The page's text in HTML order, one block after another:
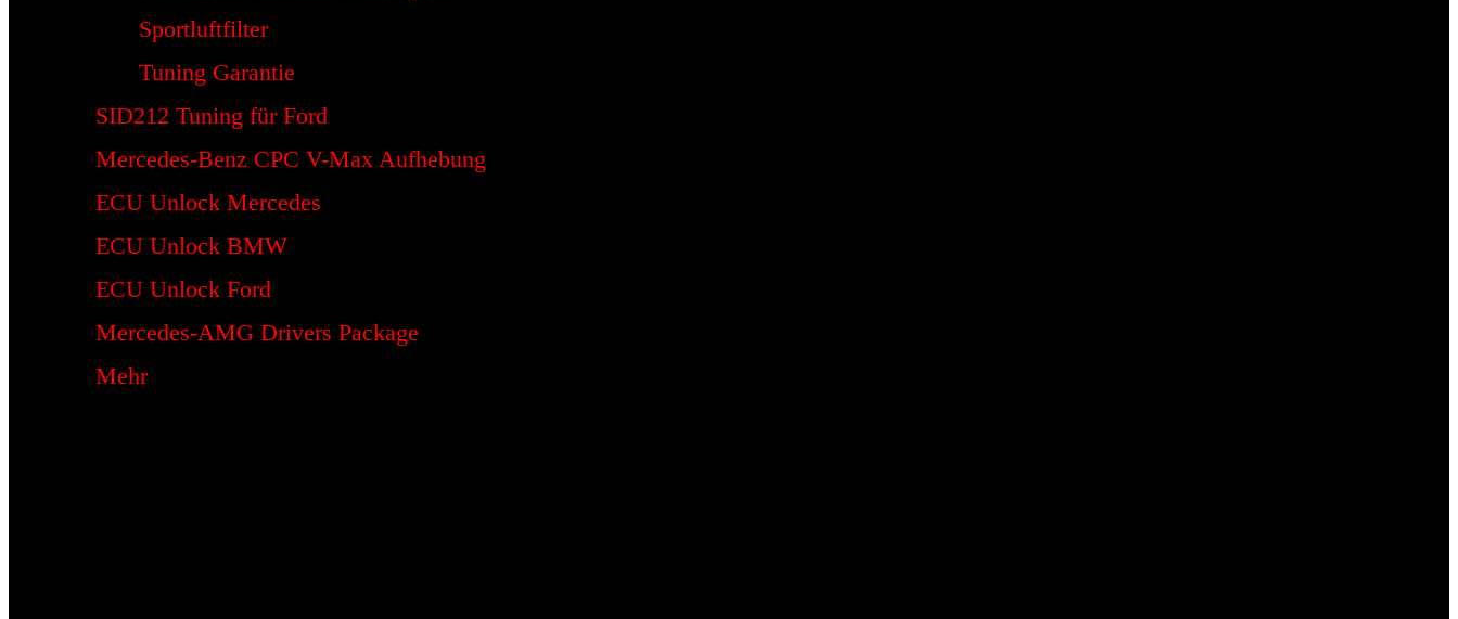
Sportluftfilter
Tuning Garantie
SID212 Tuning für Ford
Mercedes-Benz CPC V-Max Aufhebung
ECU Unlock Mercedes
ECU Unlock BMW
ECU Unlock Ford
Mercedes-AMG Drivers Package
Mehr